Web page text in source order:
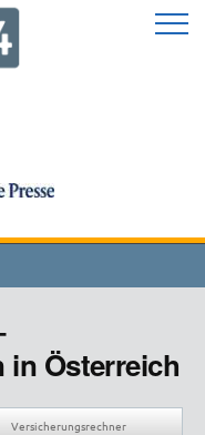
in Österreich
Versicherungsrechner